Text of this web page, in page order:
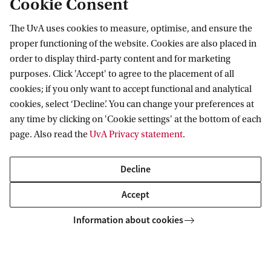
Amsterdam Institute for Humanities
Research (AIHR)
Follow us on social media
Cookie Consent
The UvA uses cookies to measure, optimise, and ensure the
proper functioning of the website. Cookies are also placed in
order to display third-party content and for marketing
purposes. Click 'Accept' to agree to the placement of all
cookies; if you only want to accept functional and analytical
cookies, select ‘Decline’. You can change your preferences at
any time by clicking on 'Cookie settings' at the bottom of each
page. Also read theUvA Privacy statement.
Decline
Accept
Information about cookies